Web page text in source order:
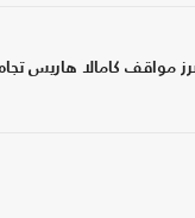
مواقف كامالا هاريس